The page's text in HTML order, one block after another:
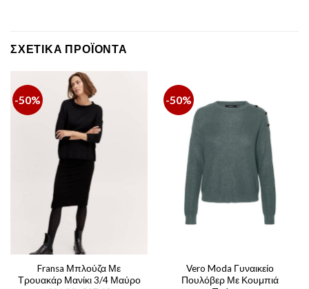
ΣΧΕΤΙΚΆ ΠΡΟΪΌΝΤΑ
-50%
Fransa Μπλούζα Με
Τρουακάρ Μανίκι 3/4 Μαύρο
-50%
Vero Moda Γυναικείο
Πουλόβερ Με Κουμπιά